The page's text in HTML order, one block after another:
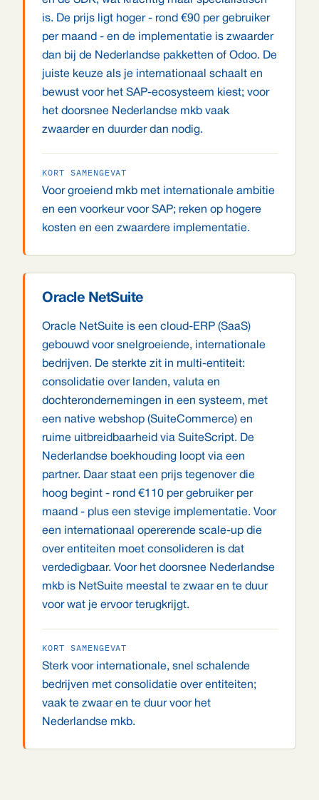
is. De prijs ligt hoger - rond €90 per gebruiker
per maand - en de implementatie is zwaarder
dan bij de Nederlandse pakketten of Odoo. De
juiste keuze als je internationaal schaalt en
bewust voor het SAP-ecosysteem kiest; voor
het doorsnee Nederlandse mkb vaak
zwaarder en duurder dan nodig.
KORT SAMENGEVAT
Voor groeiend mkb met internationale ambitie
en een voorkeur voor SAP; reken op hogere
kosten en een zwaardere implementatie.
Oracle NetSuite
Oracle NetSuite is een cloud-ERP (SaaS)
gebouwd voor snelgroeiende, internationale
bedrijven. De sterkte zit in multi-entiteit:
consolidatie over landen, valuta en
dochterondernemingen in een systeem, met
een native webshop (SuiteCommerce) en
ruime uitbreidbaarheid via SuiteScript. De
Nederlandse boekhouding loopt via een
partner. Daar staat een prijs tegenover die
hoog begint - rond €110 per gebruiker per
maand - plus een stevige implementatie. Voor
een internationaal opererende scale-up die
over entiteiten moet consolideren is dat
verdedigbaar. Voor het doorsnee Nederlandse
mkb is NetSuite meestal te zwaar en te duur
voor wat je ervoor terugkrijgt.
KORT SAMENGEVAT
Sterk voor internationale, snel schalende
bedrijven met consolidatie over entiteiten;
vaak te zwaar en te duur voor het
Nederlandse mkb.